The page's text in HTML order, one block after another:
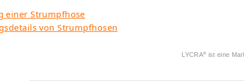
einer Strumpfhose
von Strumpfhosen
LYCRA® ist eine